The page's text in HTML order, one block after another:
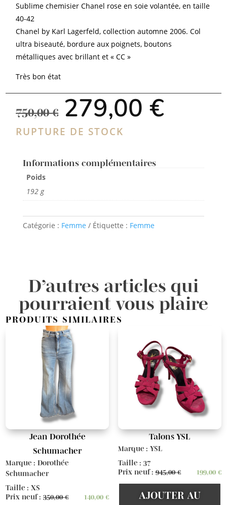
Sublime chemisier Chanel rose en soie volantée, en taille
40-42
Chanel by Karl Lagerfeld, collection automne 2006. Col
ultra biseauté, bordure aux poignets, boutons
métalliques avec brillant et « CC »
Très bon état
750,00€
Le
prix
initial
était :
279,00€Le
RUPTURE DE STOCK
Informations complémentaires
Poids
192 g
Catégorie : Femme Étiquette : Femme
D’autres articles qui
pourraient vous plaire
PRODUITS SIMILAIRES
Jean Dorothée
Schumacher
Marque : Dorothée
Schumacher
Taille : XS
Prix neuf :350,00€ 140,00€
Talons YSL
Marque : YSL
Taille : 37
Prix neuf :945,00€ 199,00 €
AJOUTER AU